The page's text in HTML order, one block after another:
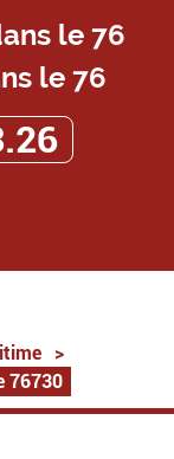
le 76
>
76730